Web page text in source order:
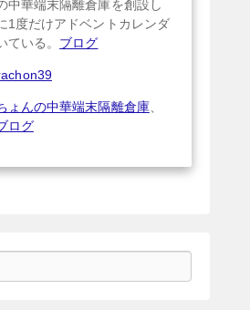
中華端末隔離倉庫を創設し
1度だけアドベントカレンダ
ている。 ブログ
ょんの中華端末隔離倉庫、
ログ